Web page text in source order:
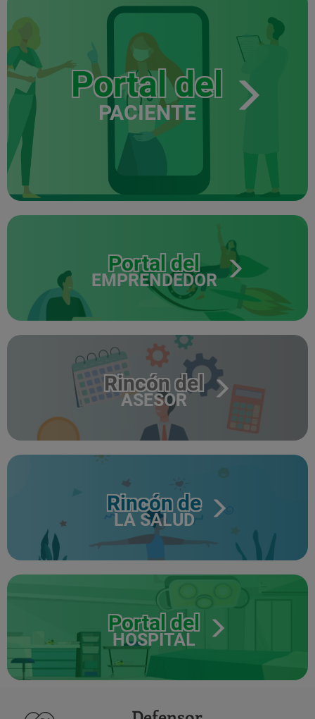
Portal del
PACIENTE
Portal del
EMPRENDEDOR
Rincón del
ASESOR
Rincón de
LA SALUD
Portal del
HOSPITAL